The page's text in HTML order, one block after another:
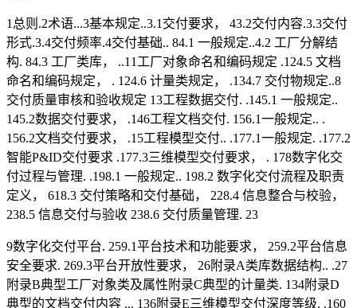
1总则.2术语...3基本规定..3.1交付要求， 43.2交付内容.3.3交付
形式.3.4交付频率.4交付基础.. 84.1 一般规定..4.2 工厂分解结
构. 84.3 工厂类库， ..11工厂对象命名和编码规定 .124.5 文档
命名和编码规定， . 124.6 计量类规定， .134.7 交付物规定..8
交付质量审核和验收规定 13工程数据交付. .145.1 一般规定..
145.2数据交付要求， .146工程文档交付. 156.1一般规定.. .
156.2文档交付要求， .15工程模型交付.. .177.1一般规定. .177.2
智能P&ID交付要求 .177.3三维模型交付要求， . 178数字化交
付过程与管理. .198.1 一般规定.. 198.2 数字化交付流程及职责
定义， 618.3 交付策略和交付基础， 228.4 信息整合与校验，
238.5 信息交付与验收 238.6 交付质量管理. 23
9数字化交付平台. 259.1平台技术和功能要求， 259.2平台信息
安全要求. 269.3平台开放性要求， 26附录A类库数据结构.. .27
附录B典型工厂对象类及属性附录C典型的计量类. 134附录D
典型的文档交付内容 ... 136附录E三维模型交付深度等级. .160